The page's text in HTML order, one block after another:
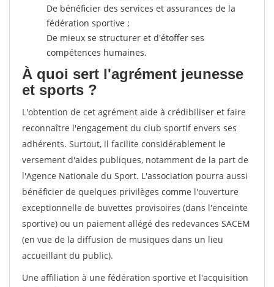
De bénéficier des services et assurances de la
fédération sportive ;
De mieux se structurer et d'étoffer ses
compétences humaines.
À quoi sert l'agrément jeunesse
et sports ?
L'obtention de cet agrément aide à crédibiliser et faire
reconnaître l'engagement du club sportif envers ses
adhérents. Surtout, il facilite considérablement le
versement d'aides publiques, notamment de la part de
l'Agence Nationale du Sport. L'association pourra aussi
bénéficier de quelques privilèges comme l'ouverture
exceptionnelle de buvettes provisoires (dans l'enceinte
sportive) ou un paiement allégé des redevances SACEM
(en vue de la diffusion de musiques dans un lieu
accueillant du public).
Une affiliation à une fédération sportive et l'acquisition